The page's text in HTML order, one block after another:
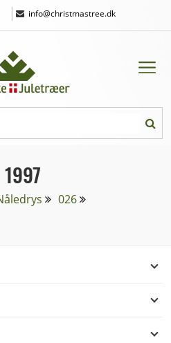
| info@christmastree.dk
1997
026